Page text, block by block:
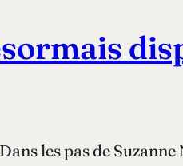
les pas de Suzanne